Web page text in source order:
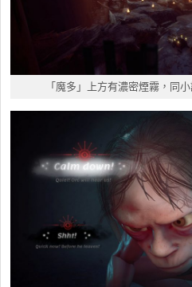
「魔多」上方有濃密煙霧，同